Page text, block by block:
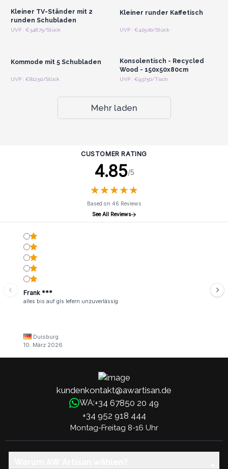
Kleiner TV-Ständer mit 2
runden Schubladen
UVP : €348.75/Stück
Kleiner runder Kaffetisch
UVP : €425.00/Stück
Anmelden oder
Kommode mit 5 Schubladen
UVP : €812.50/Stück
Anmelden oder
Konsolentisch - Recycled
Wood - 150x50x80cm
UVP : €937.50/Tisch
Mehr laden
CUSTOMER RATING
4.85/5
★★★★★
★★★★★
Based on 46 Reviews
See All Reviews
Frank ***
alles bis auf gls lefern unzuverlässig
Duisburg
10. März 2026
kundenkontakt@awartisan.de
WA:+34 67850 20 49
+34 952 918 444
Montag-Freitag 8-16 Uhr